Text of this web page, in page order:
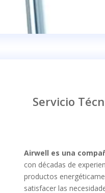
Servicio
Airwell es una
con décadas de
productos
satisfacer las